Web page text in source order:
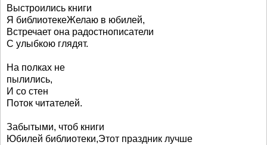
Выстроились книги
Я библиотекеЖелаю в юбилей,
Встречает она радостнописатели
С улыбкою глядят.
На полках не
пылились,
И со стен
Поток читателей.
Забытыми, чтоб книги
Юбилей библиотеки,Этот праздник лучше